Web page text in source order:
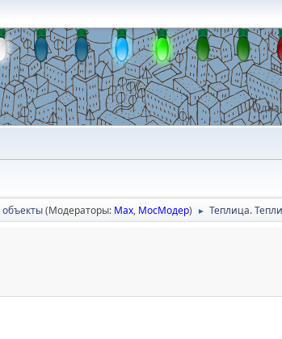
Одна
(Модераторы: Max, МосМодер) ► Теплица.